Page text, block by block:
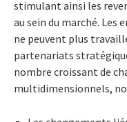
stimulant ainsi les
au sein du marché.
ne peuvent plus
partenariats
nombre croissant de
multidimensionnels,